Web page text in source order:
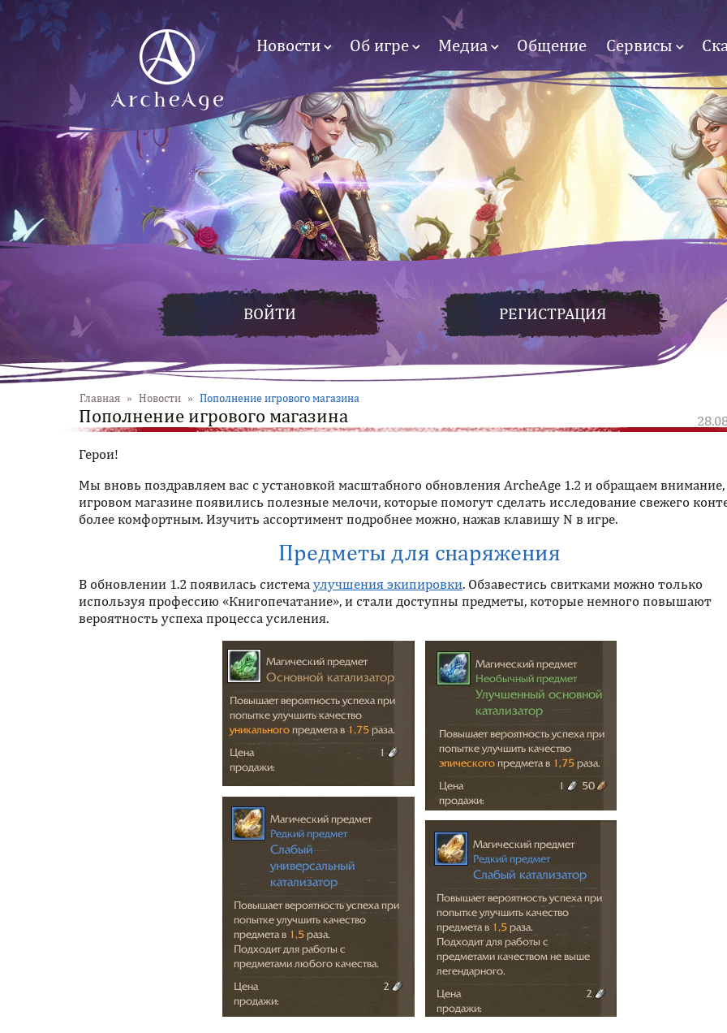
Новости Об игре Медиа Общение Сервисы
ВОЙТИ РЕГИСТРАЦИЯ
Главная » Новости » Пополнение игрового магазина
Пополнение игрового магазина
Герои!
Мы вновь поздравляем вас с установкой масштабного обновления ArcheAge 1.2 и обращаем внимание,
игровом магазине появились полезные мелочи, которые помогут сделать исследование свежего
более комфортным. Изучить ассортимент подробнее можно, нажав клавишу N в игре.
Предметы для снаряжения
В обновлении 1.2 появилась система улучшения экипировки. Обзавестись свитками можно только
используя профессию «Книгопечатание», и стали доступны предметы, которые немного повышают
вероятность успеха процесса усиления.